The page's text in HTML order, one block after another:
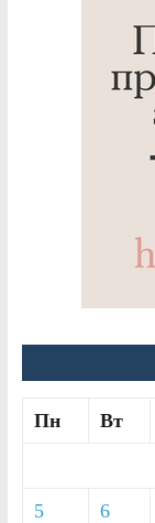
Пн Вт
5 6